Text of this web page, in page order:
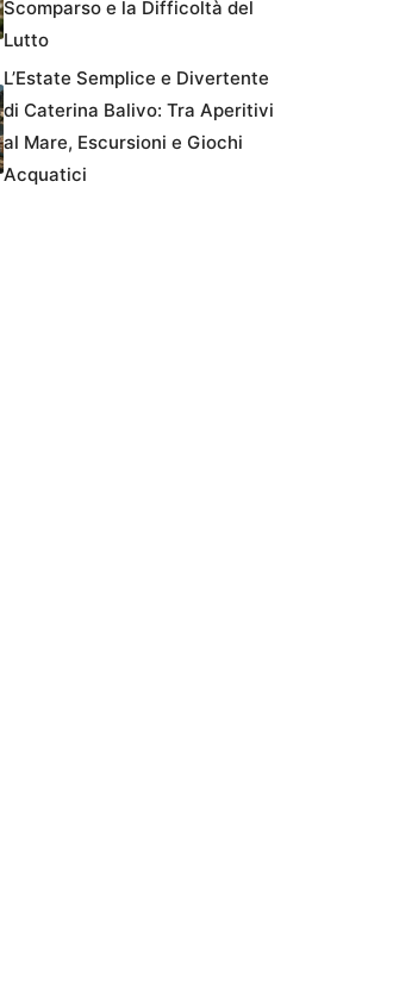
Scomparso e la Difficoltà del
Lutto
L’Estate Semplice e Divertente
di Caterina Balivo: Tra Aperitivi
al Mare, Escursioni e Giochi
Acquatici